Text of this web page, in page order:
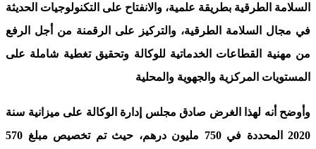
السلامة الطرقية بطريقة علمية، والانفتاح على التكنولوجيات الحديثة
في مجال السلامة الطرقية، والتركيز على الرقمنة من أجل الرفع
من مهنية القطاعات الخدماتية للوكالة وتحقيق تغطية شاملة على
المستويات المركزية والجهوية والمحلية
وأوضح أنه لهذا الغرض صادق مجلس إدارة الوكالة على ميزانية سنة
2020 المحددة في 750 مليون درهم، حيث تم تخصيص مبلغ 570